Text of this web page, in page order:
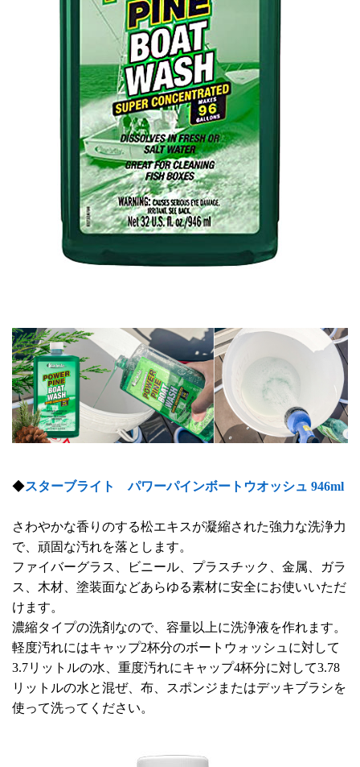
◆スターブライト パワーパインボートウオッシュ 946ml
さわやかな香りのする松エキスが凝縮された強力な洗浄力
で、頑固な汚れを落とします。
ファイバーグラス、ビニール、プラスチック、金属、ガラ
ス、木材、塗装面などあらゆる素材に安全にお使いいただ
けます。
濃縮タイプの洗剤なので、容量以上に洗浄液を作れます。
軽度汚れにはキャップ2杯分のボートウォッシュに対して
3.7リットルの水、重度汚れにキャップ4杯分に対して3.78
リットルの水と混ぜ、布、スポンジまたはデッキブラシを
使って洗ってください。